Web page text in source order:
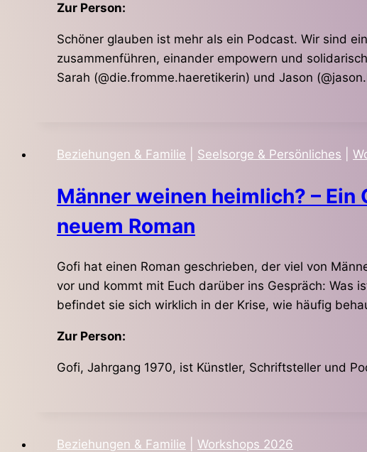
Zur Person:
Schöner glauben ist mehr als ein Podcast. Wir sind
zusammenführen, einander empowern und
Sarah (@die.fromme.haeretikerin) und Jason
Beziehungen & Familie Seelsorge & Persönliches
Männer weinen heimlich? –
neuem Roman
Gofi hat einen Roman geschrieben, der viel von
vor und kommt mit Euch darüber ins Gespräch: Was
befindet sie sich wirklich in der Krise, wie häufig
Zur Person:
Gofi, Jahrgang 1970, ist Künstler, Schriftsteller und
Beziehungen & Familie Workshops 2026